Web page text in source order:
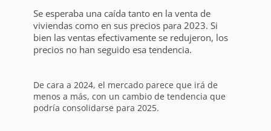
Se esperaba una caída tanto en la venta de
viviendas como en sus precios para 2023. Si
bien las ventas efectivamente se redujeron, los
precios no han seguido esa tendencia.
De cara a 2024, el mercado parece que irá de
menos a más, con un cambio de tendencia que
podría consolidarse para 2025.